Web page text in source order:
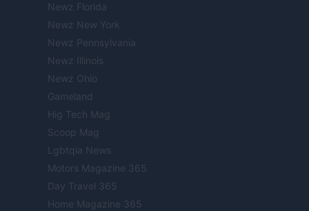
Newz Florida
Newz New York
Newz Pennsylvania
Newz Illinois
Newz Ohio
Gameland
Hig Tech Mag
Scoop Mag
Lgbtqia News
Motors Magazine 365
Day Travel 365
Home Magazine 365